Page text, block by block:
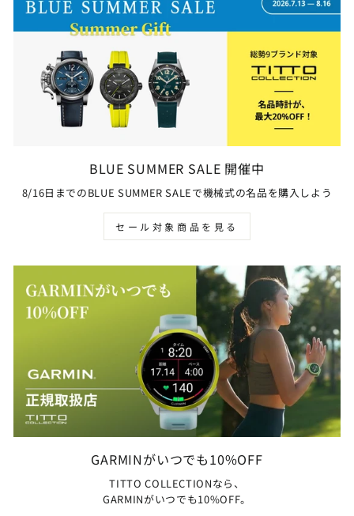
BLUE SUMMER SALE 開催中
8/16日までのBLUE SUMMER SALEで機械式の名品を購入しよう
セール対象商品を見る
GARMINがいつでも10%OFF
TITTO COLLECTIONなら、
GARMINがいつでも10%OFF。